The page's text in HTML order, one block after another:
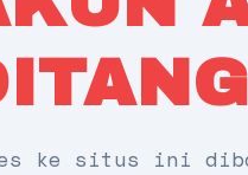
ke situs ini